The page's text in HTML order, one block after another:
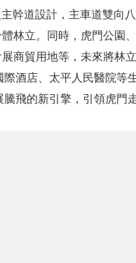
幹道設計，主車道雙向八
林立。
同時，虎門公園
商貿用地等，未來將林
酒店、太平人民醫院等
飛的新引擎，引領虎門